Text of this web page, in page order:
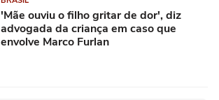
'Mãe ouviu o filho gritar de dor', diz
advogada da criança em caso que
envolve Marco Furlan